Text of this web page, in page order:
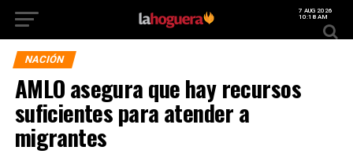
7 AUG 2026
10:18 AM
NACIÓN
AMLO asegura que hay recursos
suficientes para atender a
migrantes